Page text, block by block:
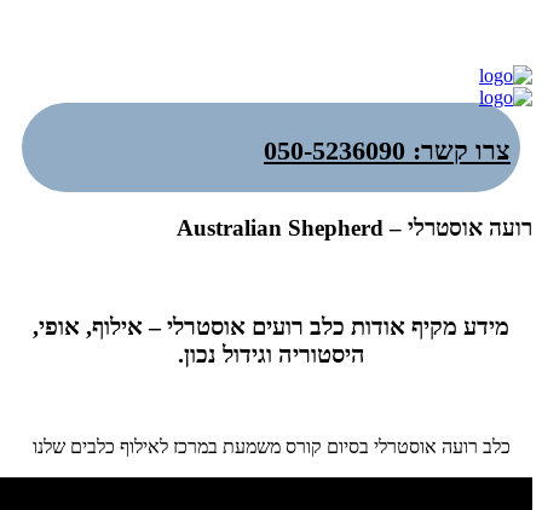
צרו קשר: 050-5236090
רועה אוסטרלי – Australian Shepherd
מידע מקיף אודות כלב רועים אוסטרלי – אילוף, אופי,
היסטוריה וגידול נכון.
כלב רועה אוסטרלי בסיום קורס משמעת במרכז לאילוף כלבים שלנו